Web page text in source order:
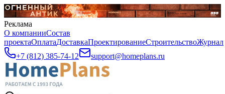
Реклама
О компанииСостав
проектаОплатаДоставкаПроектированиеСтроительствоЖурнал
+7 (812) 385-74-12
support@homeplans.ru